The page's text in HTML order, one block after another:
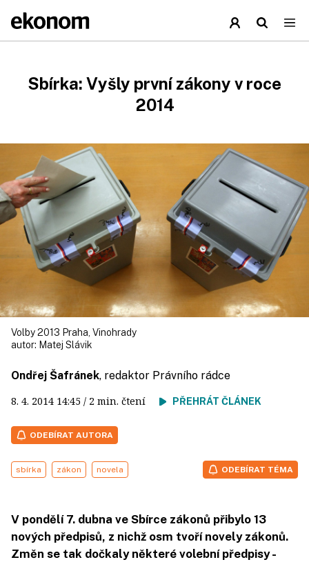
Sbírka: Vyšly první zákony v roce
2014
Volby 2013 Praha, Vinohrady
autor: Matej Slávik
Ondřej Šafránek, redaktor Právního rádce
8. 4. 2014 14:45 / 2 min. čtení PŘEHRÁT ČLÁNEK
ODEBÍRAT AUTORA
sbírka zákon novela ODEBÍRAT TÉMA
V pondělí 7. dubna ve Sbírce zákonů přibylo 13
nových předpisů, z nichž osm tvoří novely zákonů.
Změn se tak dočkaly některé volební předpisy -